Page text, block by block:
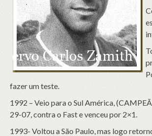
fazer um teste.
1992 – Veio para o Sul América,
29-07, contra o Fast e venceu por 2×1.
1993- Voltou a São Paulo, mas logo